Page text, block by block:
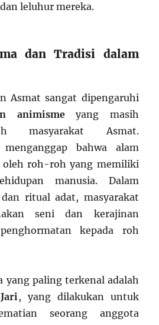
leluhur mereka.
dan Tradisi dalam
Asmat sangat dipengaruhi
animismeyang masih
masyarakat Asmat.
bahwa alam
oleh roh-roh yang memiliki
manusia. Dalam
dan ritual adat, masyarakat
seni dan kerajinan
kepada roh
yang paling terkenal adalah
, yang dilakukan untuk
seorang anggota